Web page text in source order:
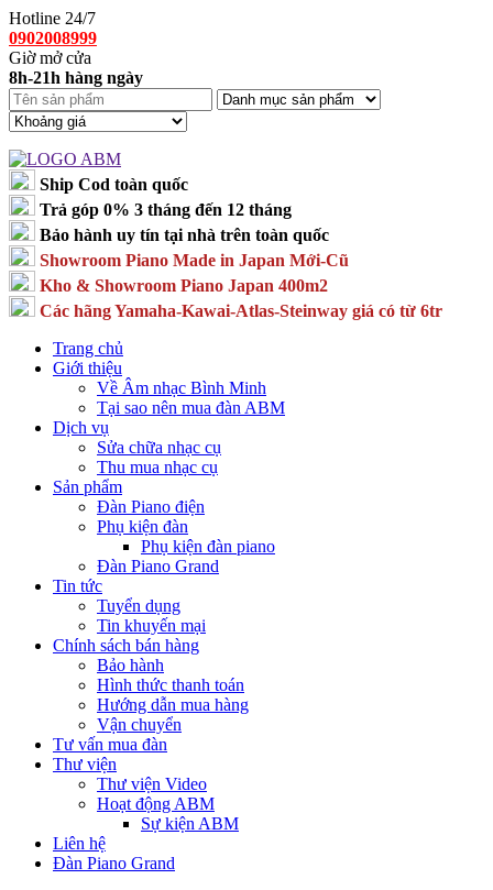
Hotline 24/7
0902008999
Giờ mở cửa
8h-21h hàng ngày
Ship Cod toàn quốc
Trả góp 0% 3 tháng đến 12 tháng
Bảo hành uy tín tại nhà trên toàn quốc
Showroom Piano Made in Japan Mới-Cũ
Kho & Showroom Piano Japan 400m2
Các hãng Yamaha-Kawai-Atlas-Steinway giá có từ 6tr
Trang chủ
Giới thiệu
Về Âm nhạc Bình Minh
Tại sao nên mua đàn ABM
Dịch vụ
Sửa chữa nhạc cụ
Thu mua nhạc cụ
Sản phẩm
Đàn Piano điện
Phụ kiện đàn
Phụ kiện đàn piano
Đàn Piano Grand
Tin tức
Tuyển dụng
Tin khuyến mại
Chính sách bán hàng
Bảo hành
Hình thức thanh toán
Hướng dẫn mua hàng
Vận chuyển
Tư vấn mua đàn
Thư viện
Thư viện Video
Hoạt động ABM
Sự kiện ABM
Liên hệ
Đàn Piano Grand